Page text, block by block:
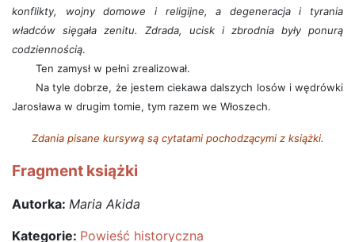
konflikty, wojny domowe i religijne, a degeneracja i tyrania
władców sięgała zenitu. Zdrada, ucisk i zbrodnia były ponurą
codziennością.
Ten zamysł w pełni zrealizował.
Na tyle dobrze, że jestem ciekawa dalszych losów i wędrówki
Jarosława w drugim tomie, tym razem we Włoszech.
Zdania pisane kursywą są cytatami pochodzącymi z książki.
Fragment książki
Autorka: Maria Akida
Kategorie: Powieść historyczna